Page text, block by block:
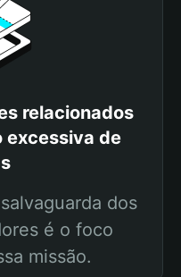
relacionados
excessiva de
dos
é o foco
missão.